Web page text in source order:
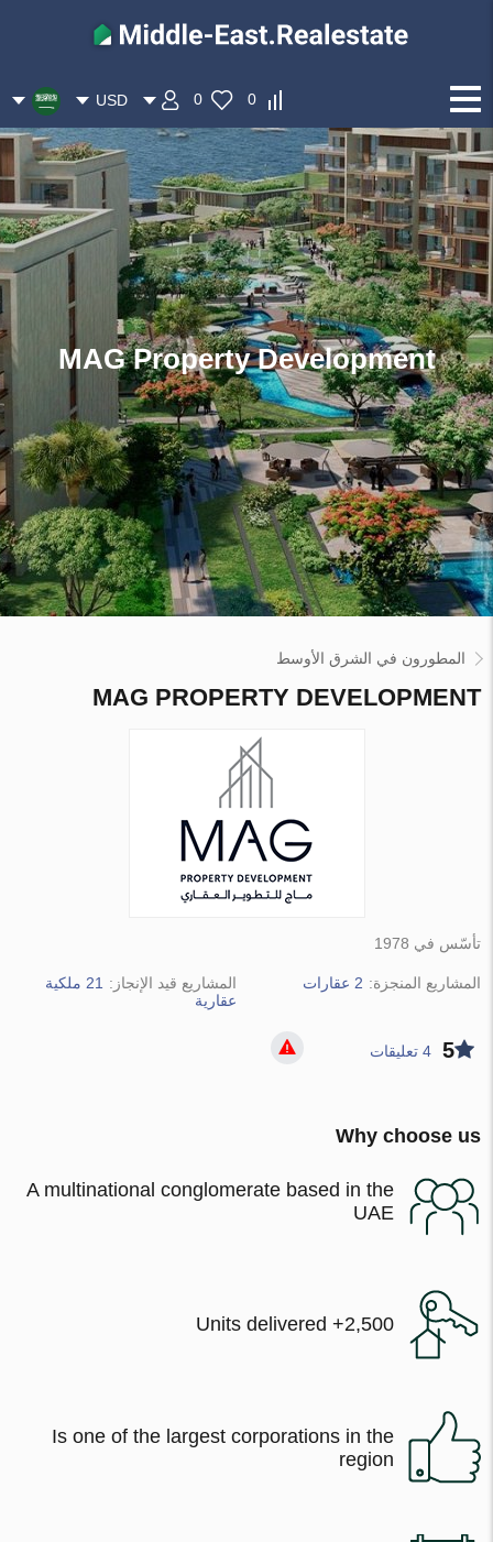
0
0
USD
MAG Property Development
المطورون في الشرق الأوسط
MAG PROPERTY DEVELOPMENT
تأسّس في 1978
المشاريع المنجزة: 2 عقارات المشاريع قيد الإنجاز:
21 ملكية
عقارية
5 4 تعليقات
Why choose us
A multinational conglomerate based in the
UAE
2,500+ Units delivered
Is one of the largest corporations in the
region